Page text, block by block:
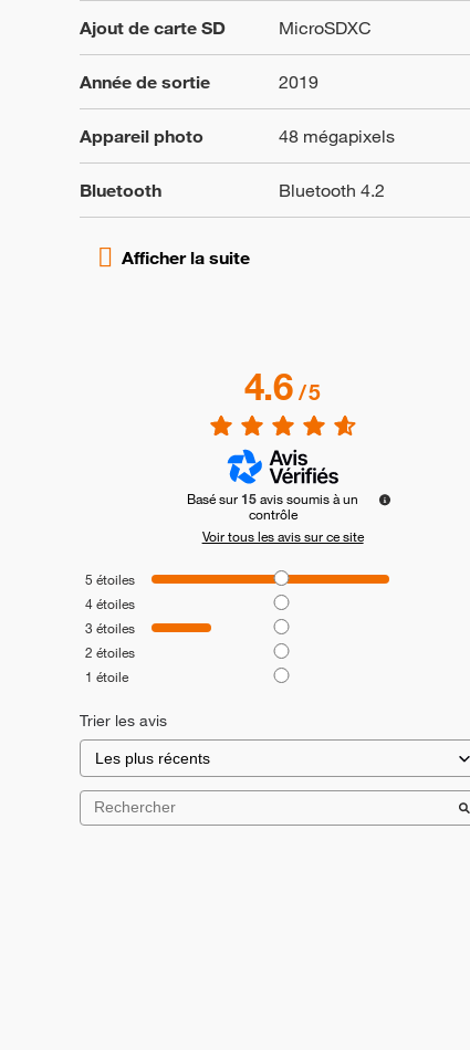
Ajout de carte SD MicroSDXC
Année de sortie 2019
Appareil photo 48 mégapixels
Bluetooth Bluetooth 4.2
4.6/5
Basé sur 15avis soumis à un
contrôle
Voir tous les avis sur ce site
5 étoiles
4étoiles
3 étoiles
2 étoiles
1 étoile
Trier les avis